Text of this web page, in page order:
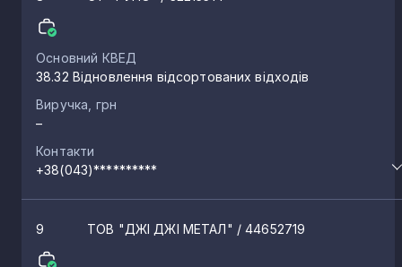
Основний КВЕД
38.32 Відновлення відсортованих відходів
Виручка, грн
–
Контакти
+38(043)**********
9 ТОВ "ДЖІ ДЖІ МЕТАЛ" / 44652719